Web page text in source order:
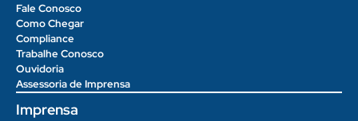
Fale Conosco
Como Chegar
Compliance
Trabalhe Conosco
Ouvidoria
Assessoria de Imprensa
Imprensa